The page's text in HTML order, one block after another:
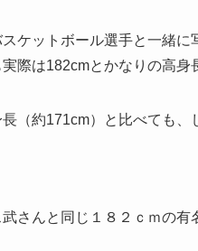
ケットボール選手と一緒
際は182cmとかなりの高身
（約171cm）と比べても
さんと同じ１８２ｃｍの有